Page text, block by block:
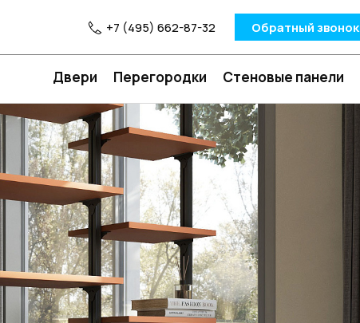
+7 (495) 662-87-32 Обратный звонок
Двери Перегородки Стеновые панели